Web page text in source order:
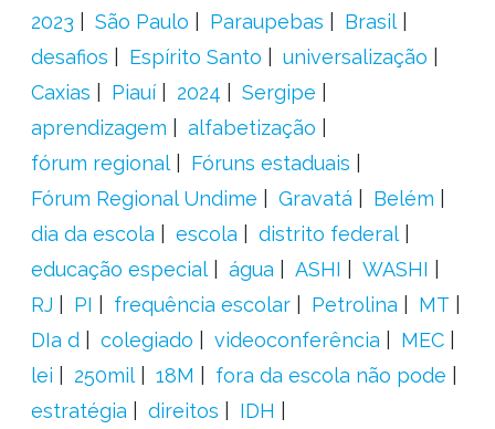
2023
São Paulo Paraupebas
Brasil
desafios
Espírito Santo
universalização
Caxias
Piauí 2024
Sergipe
aprendizagem
alfabetização
fórum regional
Fóruns estaduais
Fórum Regional Undime
Gravatá
Belém
dia da escola
escola
distrito federal
educação especial
água ASHI
WASHI
RJ
PI frequência escolar Petrolina
MT
DIa d
colegiado videoconferência
MEC
lei
250mil 18M
fora da escola não pode
estratégia
direitos
IDH